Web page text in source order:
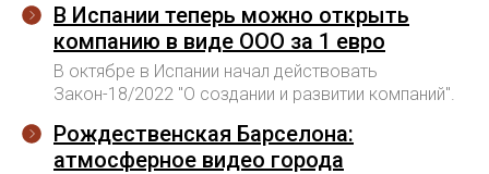
В Испании теперь можно открыть
компанию в виде ООО за 1 евро
В октябре в Испании начал действовать
Закон-18/2022 "О создании и развитии компаний".
Рождественская Барселона:
атмосферное видео города